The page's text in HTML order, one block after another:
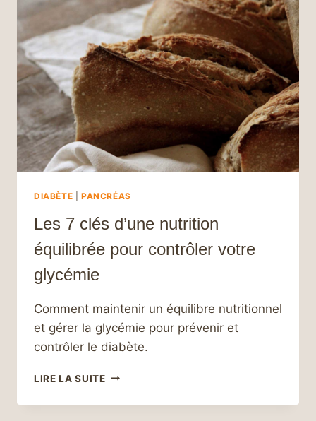
PRATIQUES
NUTRITIONNELLES
AU
FIL
DU
TEMPS
DIABÈTE PANCRÉAS
Les 7 clés d’une nutrition
équilibrée pour contrôler votre
glycémie
Comment maintenir un équilibre nutritionnel
et gérer la glycémie pour prévenir et
contrôler le diabète.
LIRE LA SUITELES
CLÉS